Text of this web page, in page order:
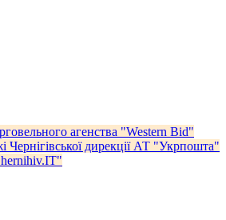
агенства "Western Bid"
Чернігівської дирекції АТ "Укрпошта"